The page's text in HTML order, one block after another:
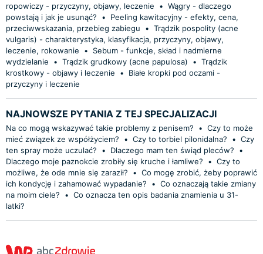
ropowiczy - przyczyny, objawy, leczenie
• Wągry - dlaczego
powstają i jak je usunąć?
•
Peeling kawitacyjny - efekty, cena,
przeciwwskazania, przebieg zabiegu
• Trądzik pospolity (acne
vulgaris) - charakterystyka, klasyfikacja, przyczyny, objawy,
leczenie, rokowanie
•
Sebum - funkcje, skład i nadmierne
wydzielanie
• Trądzik grudkowy (acne papulosa) • Trądzik
krostkowy - objawy i leczenie
•
Białe kropki pod oczami -
przyczyny i leczenie
NAJNOWSZE PYTANIA Z TEJ SPECJALIZACJI
Na co mogą wskazywać takie problemy z penisem? • Czy to może
mieć związek ze współżyciem?
• Czy to torbiel pilonidalna? • Czy
ten spray może uczulać?
• Dlaczego mam ten świąd pleców?
•
Dlaczego moje paznokcie zrobiły się kruche i łamliwe?
• Czy to
możliwe, że ode mnie się zaraził?
• Co mogę zrobić, żeby poprawić
ich kondycję i zahamować wypadanie?
• Co oznaczają takie zmiany
na moim ciele?
• Co oznacza ten opis badania znamienia u 31-
latki?